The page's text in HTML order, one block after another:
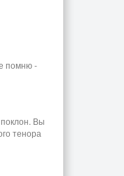
помню -
Вы
тенора